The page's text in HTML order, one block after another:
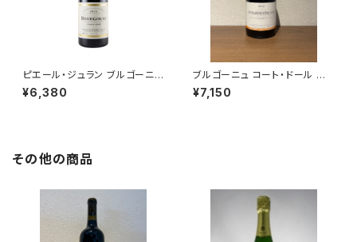
ピエール・ジュラン ブルゴーニュ
コート・ドール ピノ・ノワール 20
22 750ml
¥6,380
ブルゴーニュ コート・ドール ル
ージュ 2022 トロ・ボー 赤ワイ
ン ブルゴーニュ 750ml
¥7,150
その他の商品